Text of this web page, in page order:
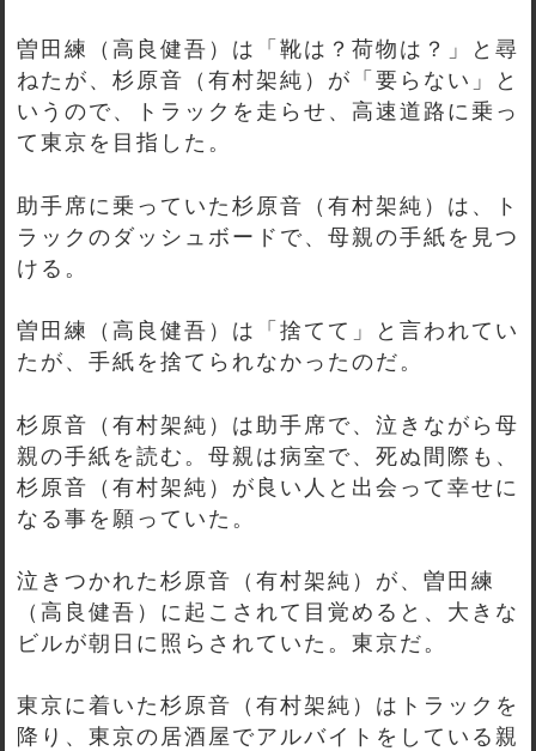
曽田練（高良健吾）は「靴は？荷物は？」と尋
ねたが、杉原音（有村架純）が「要らない」と
いうので、トラックを走らせ、高速道路に乗っ
て東京を目指した。
助手席に乗っていた杉原音（有村架純）は、ト
ラックのダッシュボードで、母親の手紙を見つ
ける。
曽田練（高良健吾）は「捨てて」と言われてい
たが、手紙を捨てられなかったのだ。
杉原音（有村架純）は助手席で、泣きながら母
親の手紙を読む。母親は病室で、死ぬ間際も、
杉原音（有村架純）が良い人と出会って幸せに
なる事を願っていた。
泣きつかれた杉原音（有村架純）が、曽田練
（高良健吾）に起こされて目覚めると、大きな
ビルが朝日に照らされていた。東京だ。
東京に着いた杉原音（有村架純）はトラックを
降り、東京の居酒屋でアルバイトをしている親